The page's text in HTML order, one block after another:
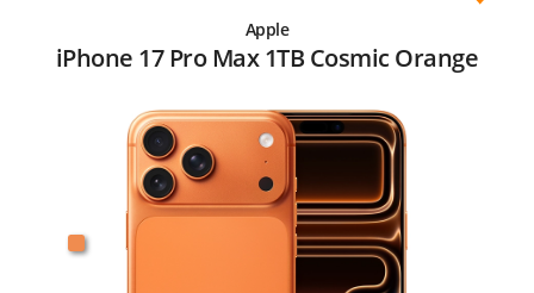
Apple
iPhone 17 Pro Max 1TB Cosmic Orange